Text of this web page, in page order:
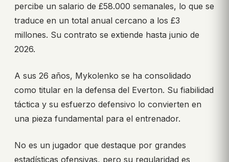
percibe un salario de £58.000 semanales, lo que se
traduce en un total anual cercano a los £3
millones. Su contrato se extiende hasta junio de
2026.
A sus 26 años, Mykolenko se ha consolidado
como titular en la defensa del Everton. Su fiabilidad
táctica y su esfuerzo defensivo lo convierten en
una pieza fundamental para el entrenador.
No es un jugador que destaque por grandes
estadísticas ofensivas, pero su regularidad es